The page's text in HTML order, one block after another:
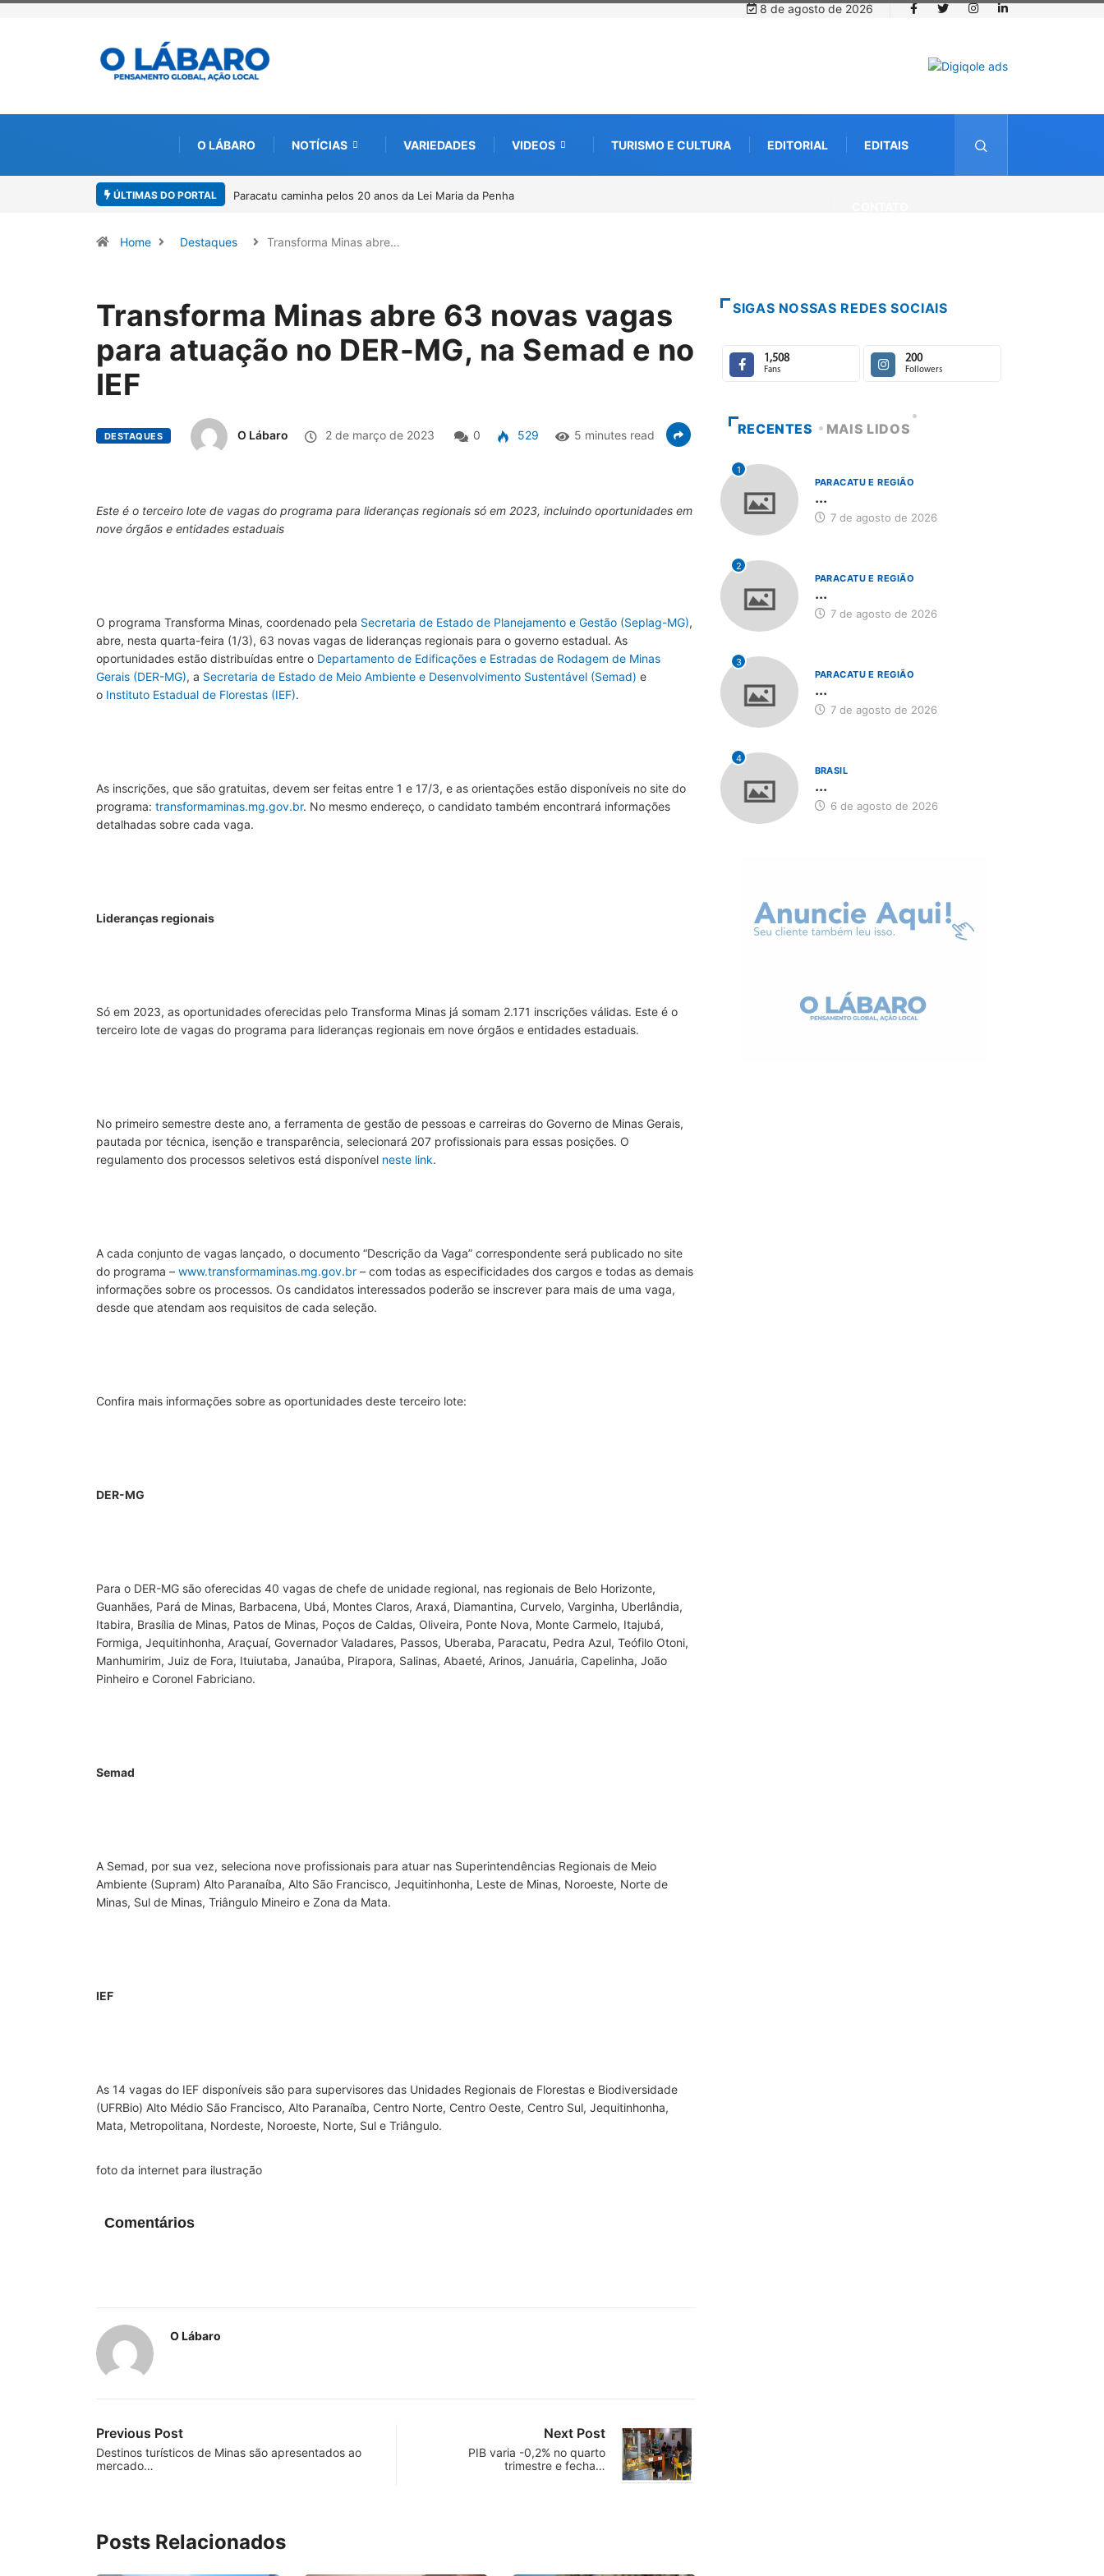
8 de agosto de 2026
O LÁBARO NOTÍCIAS VARIEDADES VIDEOS TURISMO E CULTURA EDITORIAL EDITAIS
ÚLTIMAS DO PORTAL Projeto CUTUCAR abre nova edição e semeia o futuro por meio da cultura e da memória
Home Destaques Transforma Minas abre…
Transforma Minas abre 63 novas vagas
para atuação no DER-MG, na Semad e no
IEF
DESTAQUES O Lábaro 2 de março de 2023 0 529 5 minutes read
Este é o terceiro lote de vagas do programa para lideranças regionais só em 2023, incluindo oportunidades em
nove órgãos e entidades estaduais
O programa Transforma Minas, coordenado pela Secretaria de Estado de Planejamento e Gestão (Seplag-MG),
abre, nesta quarta-feira (1/3), 63 novas vagas de lideranças regionais para o governo estadual. As
oportunidades estão distribuídas entre o Departamento de Edificações e Estradas de Rodagem de Minas
Gerais (DER-MG), a Secretaria de Estado de Meio Ambiente e Desenvolvimento Sustentável (Semad) e
o Instituto Estadual de Florestas (IEF).
As inscrições, que são gratuitas, devem ser feitas entre 1 e 17/3, e as orientações estão disponíveis no site do
programa: transformaminas.mg.gov.br. No mesmo endereço, o candidato também encontrará informações
detalhadas sobre cada vaga.
Lideranças regionais
Só em 2023, as oportunidades oferecidas pelo Transforma Minas já somam 2.171 inscrições válidas. Este é o
terceiro lote de vagas do programa para lideranças regionais em nove órgãos e entidades estaduais.
No primeiro semestre deste ano, a ferramenta de gestão de pessoas e carreiras do Governo de Minas Gerais,
pautada por técnica, isenção e transparência, selecionará 207 profissionais para essas posições. O
regulamento dos processos seletivos está disponível neste link.
A cada conjunto de vagas lançado, o documento “Descrição da Vaga” correspondente será publicado no site
do programa – www.transformaminas.mg.gov.br – com todas as especificidades dos cargos e todas as demais
informações sobre os processos. Os candidatos interessados poderão se inscrever para mais de uma vaga,
desde que atendam aos requisitos de cada seleção.
Confira mais informações sobre as oportunidades deste terceiro lote:
DER-MG
Para o DER-MG são oferecidas 40 vagas de chefe de unidade regional, nas regionais de Belo Horizonte,
Guanhães, Pará de Minas, Barbacena, Ubá, Montes Claros, Araxá, Diamantina, Curvelo, Varginha, Uberlândia,
Itabira, Brasília de Minas, Patos de Minas, Poços de Caldas, Oliveira, Ponte Nova, Monte Carmelo, Itajubá,
Formiga, Jequitinhonha, Araçuaí, Governador Valadares, Passos, Uberaba, Paracatu, Pedra Azul, Teófilo Otoni,
Manhumirim, Juiz de Fora, Ituiutaba, Janaúba, Pirapora, Salinas, Abaeté, Arinos, Januária, Capelinha, João
Pinheiro e Coronel Fabriciano.
Semad
A Semad, por sua vez, seleciona nove profissionais para atuar nas Superintendências Regionais de Meio
Ambiente (Supram) Alto Paranaíba, Alto São Francisco, Jequitinhonha, Leste de Minas, Noroeste, Norte de
Minas, Sul de Minas, Triângulo Mineiro e Zona da Mata.
IEF
As 14 vagas do IEF disponíveis são para supervisores das Unidades Regionais de Florestas e Biodiversidade
(UFRBio) Alto Médio São Francisco, Alto Paranaíba, Centro Norte, Centro Oeste, Centro Sul, Jequitinhonha,
Mata, Metropolitana, Nordeste, Noroeste, Norte, Sul e Triângulo.
foto da internet para ilustração
Comentários
O Lábaro
Previous Post
Destinos turísticos de Minas são apresentados ao
mercado…
Next Post
PIB varia -0,2% no quarto
trimestre e fecha…
Posts Relacionados
SIGAS NOSSAS REDES SOCIAIS
1,508
Fans
200
Followers
RECENTES MAIS LIDOS
1
PARACATU E REGIÃO
...
7 de agosto de 2026
2
PARACATU E REGIÃO
...
7 de agosto de 2026
3
PARACATU E REGIÃO
...
7 de agosto de 2026
4
BRASIL
...
6 de agosto de 2026